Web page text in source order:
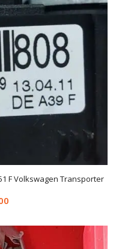
51 F Volkswagen Transporter